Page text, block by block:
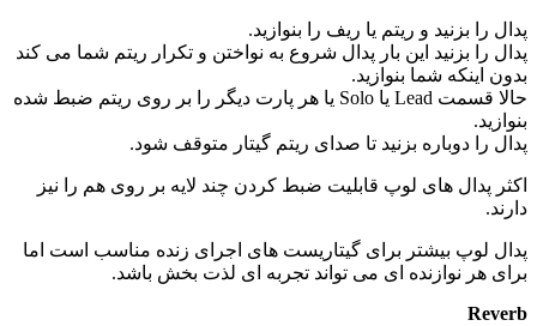
پدال را بزنید و ریتم یا ریف را بنوازید.
پدال را بزنید این بار پدال شروع به نواختن و تکرار ریتم شما می کند
بدون اینکه شما بنوازید.
حالا قسمت Lead یا Solo یا هر پارت دیگر را بر روی ریتم ضبط شده
بنوازید.
پدال را دوباره بزنید تا صدای ریتم گیتار متوقف شود.
اکثر پدال های لوپ قابلیت ضبط کردن چند لایه بر روی هم را نیز
دارند.
پدال لوپ بیشتر برای گیتاریست های اجرای زنده مناسب است اما
برای هر نوازنده ای می تواند تجربه ای لذت بخش باشد.
Reverb